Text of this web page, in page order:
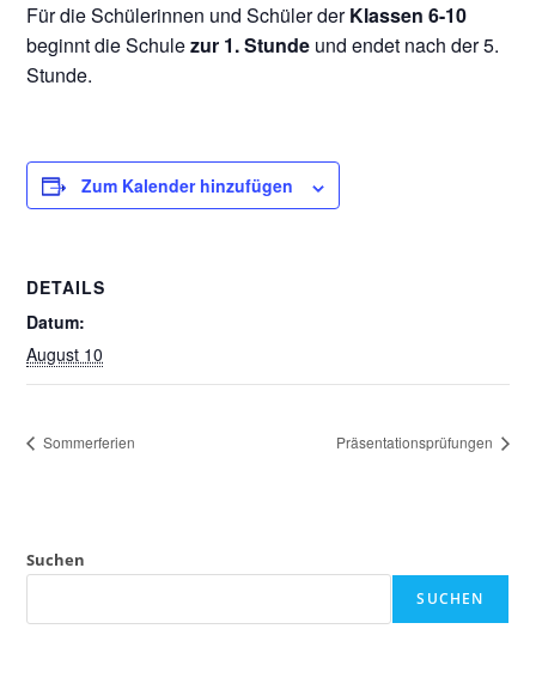
Für die Schülerinnen und Schüler derKlassen 6-10
beginnt die Schulezur 1. Stunde und endet nach der 5.
Stunde.
Zum Kalender hinzufügen
DETAILS
Datum:
August 10
Sommerferien Präsentationsprüfungen
Suchen
SUCHEN